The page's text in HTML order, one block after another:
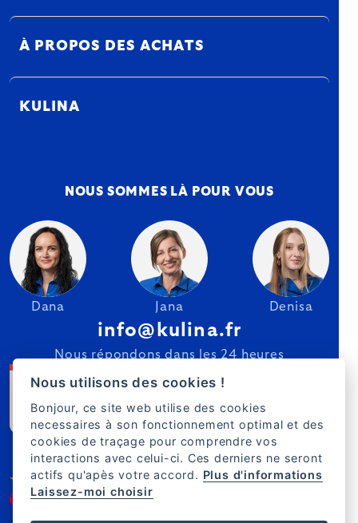
À PROPOS DES ACHATS
KULINA
NOUS SOMMES LÀ POUR VOUS
Dana Jana Denisa
info@kulina.fr
Nous répondons dans les 24 heures
Nous utilisons des cookies !
Bonjour, ce site web utilise des cookies
necessaires à son fonctionnement optimal et des
cookies de traçage pour comprendre vos
interactions avec celui-ci. Ces derniers ne seront
actifs qu'apès votre accord. Plus d'informations
Laissez-moi choisir